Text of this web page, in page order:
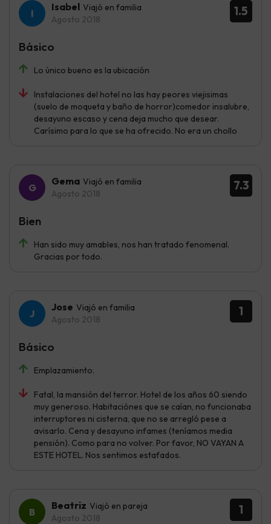
1.5
Isabel Viajó en familia
Agosto 2018
Lo único bueno es la ubicación
Instalaciones del hotel no las hay peores viejisimas
(suelo de moqueta y baño de horror)comedor insalubre,
desayuno escaso y cena deja mucho que desear.
Carísimo para lo que se ha ofrecido. No era un chollo
Básico
7.3
Gema Viajó en familia
Agosto 2018
Han sido muy amables, nos han tratado fenomenal.
Gracias por todo.
Bien
1
Jose Viajó en familia
Agosto 2018
Emplazamiento.
Fatal, la mansión del terror. Hotel de los años 60 siendo
muy generoso. Habitaciónes que se caían, no funcionaba
interruptores ni cisterna, que no se arregló pese a
avisarlo. Cena y desayuno infames (teníamos media
pensión). Como para no volver. Por favor, NO VAYAN A
ESTE HOTEL. Nos sentimos estafados.
Básico
1
Beatriz Viajó en pareja
Agosto 2018